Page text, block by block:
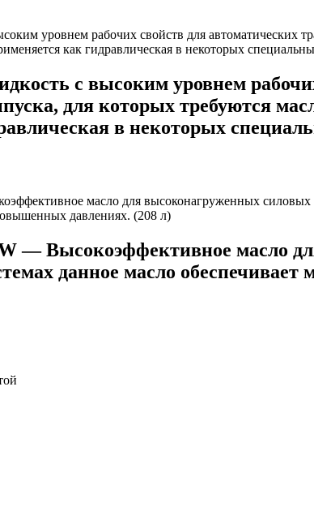
с высоким уровнем
для которых требуются
в некоторых
— Высокоэффективное масло
данное масло